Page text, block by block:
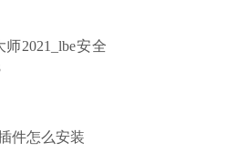
师2021_lbe安全
件怎么安装